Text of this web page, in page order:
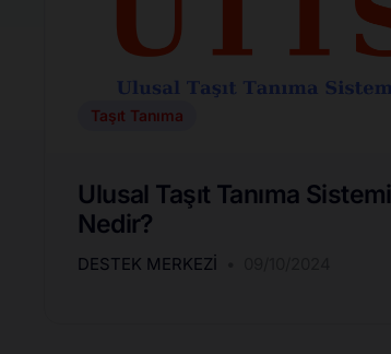
Taşıt Tanıma
Ulusal Taşıt Tanıma Sistemi
Nedir?
DESTEK MERKEZI